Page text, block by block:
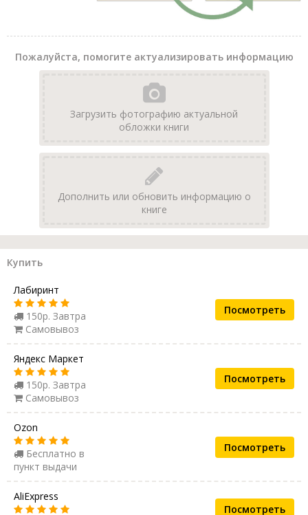
Пожалуйста, помогите актуализировать информацию
Загрузить фотографию актуальной
обложки книги
Дополнить или обновить информацию о
книге
Купить
Лабиринт
150р. Завтра
Самовывоз
Посмотреть
Яндекс Маркет
150р. Завтра
Самовывоз
Посмотреть
Ozon
Бесплатно в
пункт выдачи
Посмотреть
AliExpress
Посмотреть